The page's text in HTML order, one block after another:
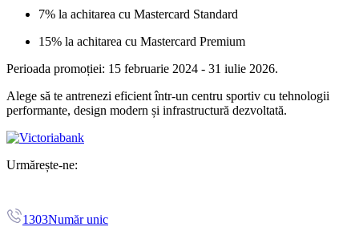
7% la achitarea cu Mastercard Standard
15% la achitarea cu Mastercard Premium
Perioada promoției: 15 februarie 2024 - 31 iulie 2026.
Alege să te antrenezi eficient într-un centru sportiv cu tehnologii
performante, design modern și infrastructură dezvoltată.
Urmărește-ne:
1303Număr unic